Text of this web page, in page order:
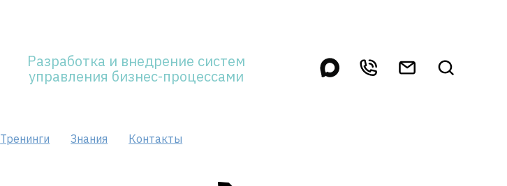
Разработка и внедрение систем
управления бизнес-процессами
Тренинги Знания Контакты